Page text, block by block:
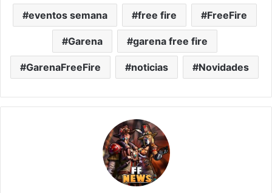
eventos semana free fire FreeFire
Garena garena free fire
GarenaFreeFire noticias Novidades